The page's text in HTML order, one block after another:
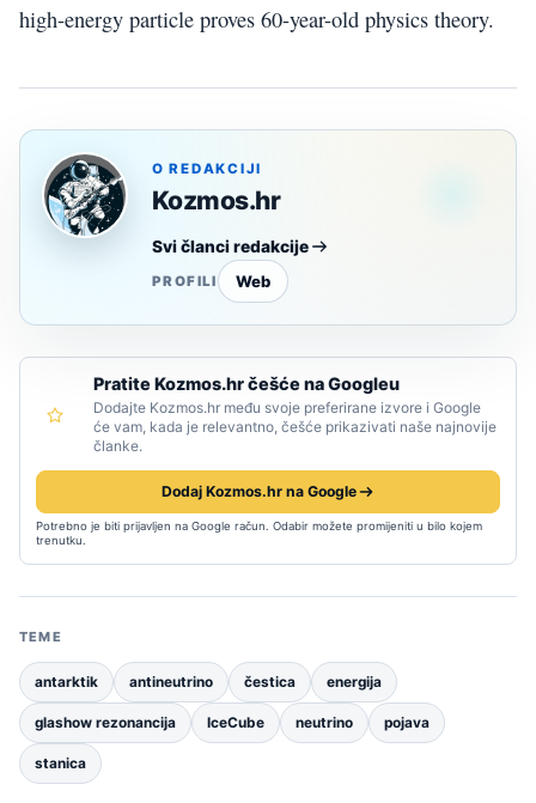
high-energy particle proves 60-year-old physics theory.
O REDAKCIJI
Kozmos.hr
Svi članci redakcije
PROFILI Web
Pratite Kozmos.hr češće na Googleu
Dodajte Kozmos.hr među svoje preferirane izvore i Google
će vam, kada je relevantno, češće prikazivati naše najnovije
članke.
Dodaj Kozmos.hr na Google
Potrebno je biti prijavljen na Google račun. Odabir možete promijeniti u bilo kojem
trenutku.
TEME
antarktik antineutrino čestica energija
glashow rezonancija IceCube neutrino pojava
stanica